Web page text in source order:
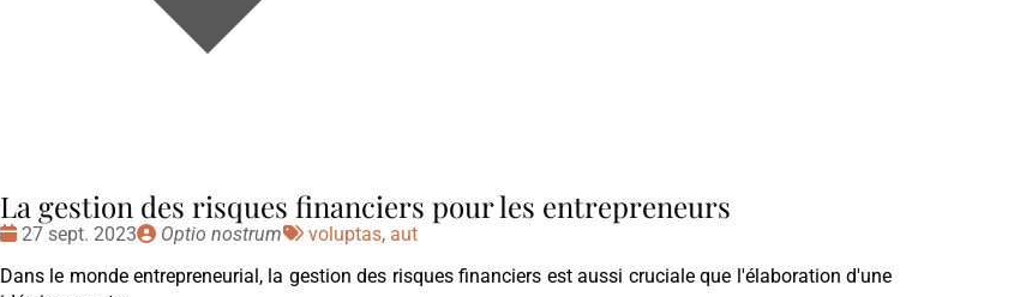
La gestion des risques financiers pour les entrepreneurs
Date
27 sept. 2023
Publié
Optio nostrum
Tags
voluptas, aut
Dans le monde entrepreneurial, la gestion des risques financiers est aussi cruciale que l'élaboration d'une